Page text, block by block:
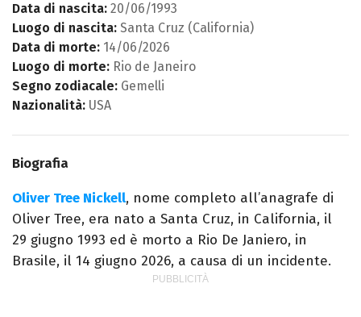
Data di nascita: 20/06/1993
Luogo di nascita: Santa Cruz (California)
Data di morte: 14/06/2026
Luogo di morte: Rio de Janeiro
Segno zodiacale: Gemelli
Nazionalità: USA
Biografia
Oliver Tree Nickell, nome completo all’anagrafe di
Oliver Tree, era nato a Santa Cruz, in California, il
29 giugno 1993 ed è morto a Rio De Janiero, in
Brasile, il 14 giugno 2026, a causa di un incidente.